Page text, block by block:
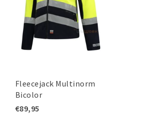
Fleecejack Multinorm
Bicolor
€89,95